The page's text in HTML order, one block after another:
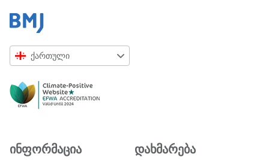
ქართული
Русский
ქართული
ინფორმაცია დახმარება